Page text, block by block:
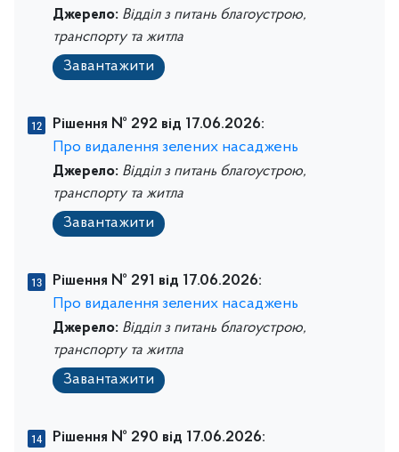
Джерело: Відділ з питань благоустрою,
транспорту та житла
Завантажити
Рішення № 292 від 17.06.2026:
Про видалення зелених насаджень
Джерело: Відділ з питань благоустрою,
транспорту та житла
Завантажити
Рішення № 291 від 17.06.2026:
Про видалення зелених насаджень
Джерело: Відділ з питань благоустрою,
транспорту та житла
Завантажити
Рішення № 290 від 17.06.2026: